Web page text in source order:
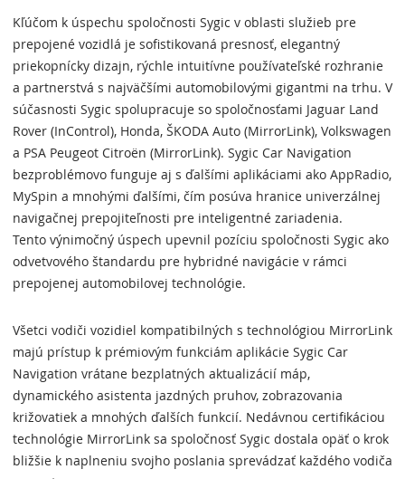
Kľúčom k úspechu spoločnosti Sygic v oblasti služieb pre
prepojené vozidlá je sofistikovaná presnosť, elegantný
priekopnícky dizajn, rýchle intuitívne používateľské rozhranie
a partnerstvá s najväčšími automobilovými gigantmi na trhu. V
súčasnosti Sygic spolupracuje so spoločnosťami Jaguar Land
Rover (InControl), Honda, ŠKODA Auto (MirrorLink), Volkswagen
a PSA Peugeot Citroën (MirrorLink). Sygic Car Navigation
bezproblémovo funguje aj s ďalšími aplikáciami ako AppRadio,
MySpin a mnohými ďalšími, čím posúva hranice univerzálnej
navigačnej prepojiteľnosti pre inteligentné zariadenia.
Tento výnimočný úspech upevnil pozíciu spoločnosti Sygic ako
odvetvového štandardu pre hybridné navigácie v rámci
prepojenej automobilovej technológie.
Všetci vodiči vozidiel kompatibilných s technológiou MirrorLink
majú prístup k prémiovým funkciám aplikácie Sygic Car
Navigation vrátane bezplatných aktualizácií máp,
dynamického asistenta jazdných pruhov, zobrazovania
križovatiek a mnohých ďalších funkcií. Nedávnou certifikáciou
technológie MirrorLink sa spoločnosť Sygic dostala opäť o krok
bližšie k naplneniu svojho poslania sprevádzať každého vodiča